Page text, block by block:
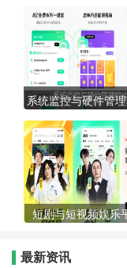
系统监控与硬件管
短剧与短视频娱乐
最新资讯